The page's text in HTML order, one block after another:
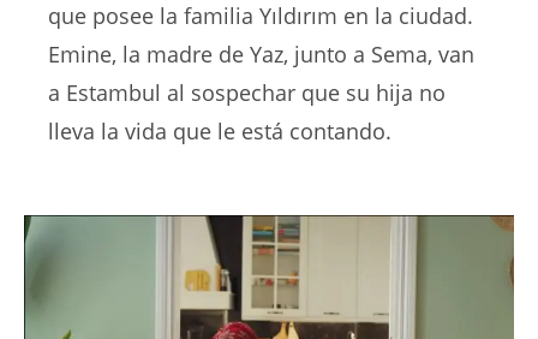
que posee la familia Yıldırım en la ciudad.
Emine, la madre de Yaz, junto a Sema, van
a Estambul al sospechar que su hija no
lleva la vida que le está contando.